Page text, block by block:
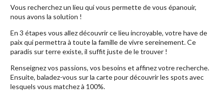
Vous recherchez un lieu qui vous permette de vous épanouir,
nous avons la solution !
En 3 étapes vous allez découvrir ce lieu incroyable, votre have de
paix qui permettra à toute la famille de vivre sereinement. Ce
paradis sur terre existe, il suffit juste de le trouver !
Renseignez vos passions, vos besoins et affinez votre recherche.
Ensuite, baladez-vous sur la carte pour découvrir les spots avec
lesquels vous matchez à 100%.